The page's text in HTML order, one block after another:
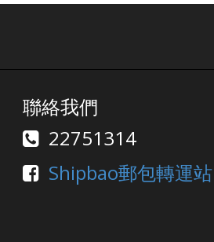
聯絡我們
22751314
Shipbao郵包轉運站